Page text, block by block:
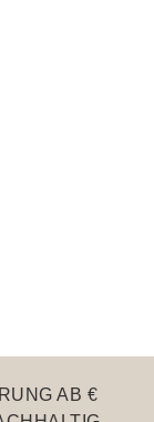
AB €